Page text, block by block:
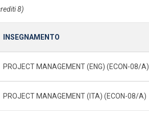
8)
INSEGNAMENTO
PROJECT MANAGEMENT (ENG) (ECON-08/A)
PROJECT MANAGEMENT (ITA) (ECON-08/A)